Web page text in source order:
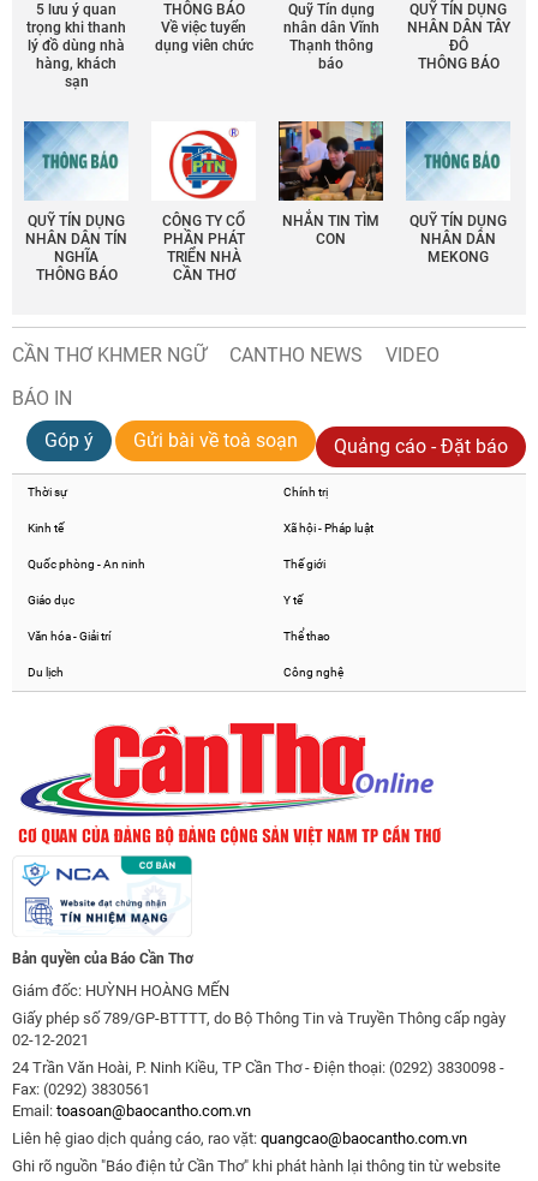
5 lưu ý quan
trọng khi thanh
lý đồ dùng nhà
hàng, khách
sạn
THÔNG BÁO
Về việc tuyển
dụng viên chức
Quỹ Tín dụng
nhân dân Vĩnh
Thạnh thông
báo
QUỸ TÍN DỤNG
NHÂN DÂN TÂY
ĐÔ
THÔNG BÁO
QUỸ TÍN DỤNG
NHÂN DÂN TÍN
NGHĨA
THÔNG BÁO
CÔNG TY CỔ
PHẦN PHÁT
TRIỂN NHÀ
CẦN THƠ
NHẮN TIN TÌM
CON
QUỸ TÍN DỤNG
NHÂN DÂN
MEKONG
CẦN THƠ KHMER NGỮ CANTHO NEWS
VIDEO
BÁO IN
Góp ý
Gửi bài về toà soạn Quảng cáo - Đặt báo
Thời sự Chính trị
Kinh tế Xã hội - Pháp luật
Quốc phòng - An ninh Thế giới
Giáo dục Y tế
Văn hóa - Giải trí Thể thao
Du lịch Công nghệ
Bản quyền của Báo Cần Thơ
Giám đốc: HUỲNH HOÀNG MẾN
Giấy phép số 789/GP-BTTTT, do Bộ Thông Tin và Truyền Thông cấp ngày
02-12-2021
24 Trần Văn Hoài, P. Ninh Kiều, TP Cần Thơ - Điện thoại: (0292) 3830098 -
Fax: (0292) 3830561
Email: toasoan@baocantho.com.vn
Liên hệ giao dịch quảng cáo, rao vặt: quangcao@baocantho.com.vn
Ghi rõ nguồn "Báo điện tử Cần Thơ" khi phát hành lại thông tin từ website